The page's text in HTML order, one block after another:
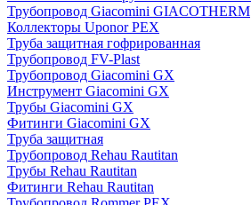
Трубопровод Giacomini GIACOTHERM
Коллекторы Uponor PEX
Труба защитная гофрированная
Трубопровод FV-Plast
Трубопровод Giacomini GX
Инструмент Giacomini GX
Трубы Giacomini GX
Фитинги Giacomini GX
Труба защитная
Трубопровод Rehau Rautitan
Трубы Rehau Rautitan
Фитинги Rehau Rautitan